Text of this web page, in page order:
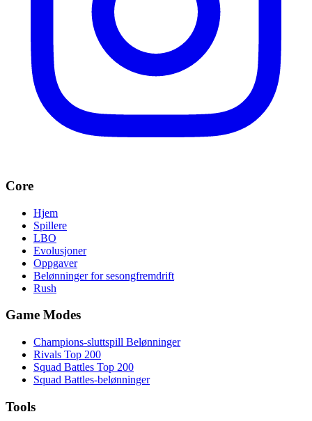
Core
Hjem
Spillere
LBO
Evolusjoner
Oppgaver
Belønninger for sesongfremdrift
Rush
Game Modes
Champions-sluttspill Belønninger
Rivals Top 200
Squad Battles Top 200
Squad Battles-belønninger
Tools